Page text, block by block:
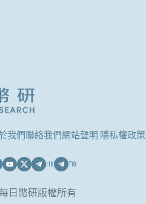
我們聯絡我們網站聲明 隱私權政策
HK TW
日幣研版權所有